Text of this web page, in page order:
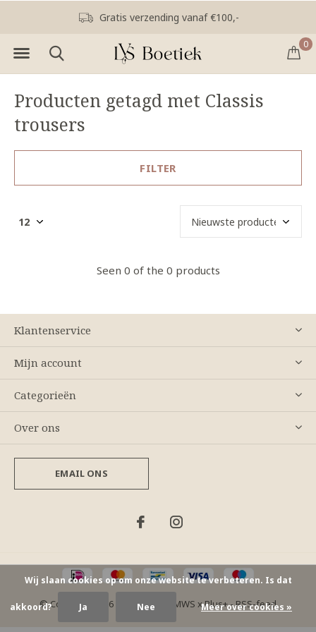
0
Gratis verzending vanaf €100,-
Producten getagd met Classis
trousers
FILTER
Seen 0 of the 0 products
Klantenservice
Mijn account
Categorieën
Over ons
EMAIL ONS
© Copyright 2026 - Theme By DMWS xPlus+-RSS-feed
Wij slaan cookies op om onze website te verbeteren. Is dat
akkoord? Ja Nee Meer over cookies »